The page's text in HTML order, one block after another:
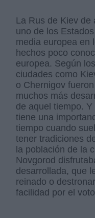
La Rus de Kiev de
uno de los
media europea en
hechos poco
europea. Según
ciudades como
o Chernigov
muchos más
de aquel tiempo.
tiene una
tiempo cuando
tener tradiciones
la población de la
Novgorod
desarrollada, que
reinado o
facilidad por el